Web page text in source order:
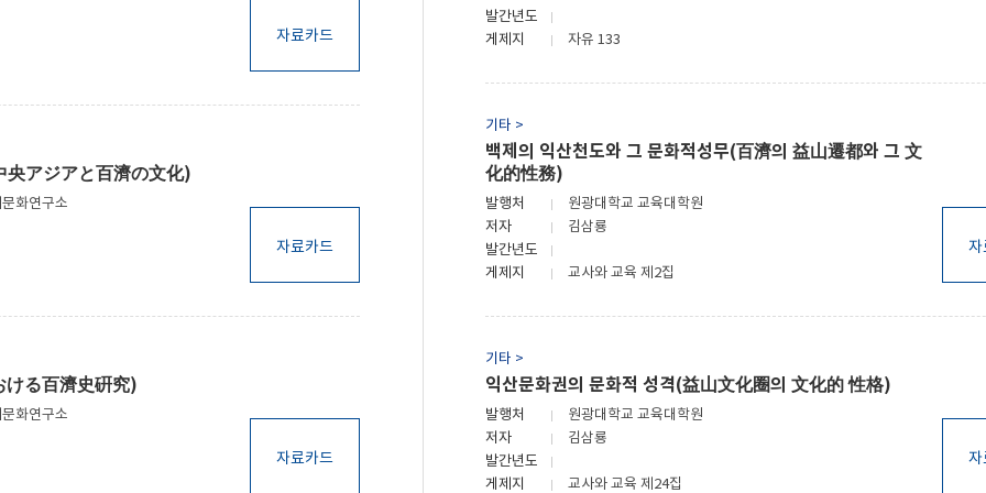
자료카드
央アジアと百濟の文化)
화연구소
자료카드
ける百濟史硏究)
화연구소
자료카드
발간년도
게제지
자유 133
기타 >
백제의 익산천도와 그 문화적성무(百濟의 益山遷都와 그 文
化的性務)
발행처
원광대학교 교육대학원
저자
김삼룡
발간년도
게제지
교사와 교육 제2집
자
기타 >
익산문화권의 문화적 성격(益山文化圈의 文化的 性格)
발행처
원광대학교 교육대학원
저자
김삼룡
발간년도
게제지
교사와 교육 제24집
자